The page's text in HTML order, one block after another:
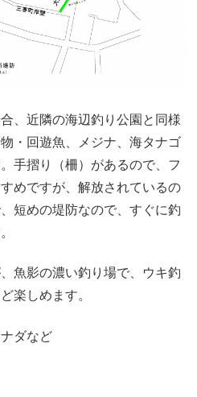
、近隣の海辺釣り公園と同様
・回遊魚、メジナ、海タナゴ
手摺り（柵）があるので、フ
めですが、解放されているの
短めの堤防なので、すぐに釣
魚影の濃い釣り場で、ウキ釣
楽しめます。
ダなど